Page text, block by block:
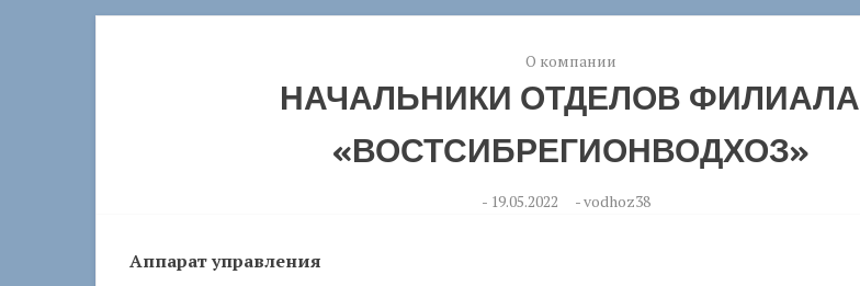
О компании
НАЧАЛЬНИКИ ОТДЕЛОВ ФИЛИАЛА
«ВОСТСИБРЕГИОНВОДХОЗ»
- 19.05.2022 -vodhoz38
Аппарат управления